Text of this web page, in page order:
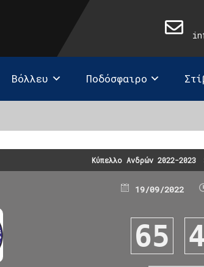
Βόλλευ Ποδόσφαιρο
Κύπελλο Ανδρών 2022-2023
19/09/2022
65